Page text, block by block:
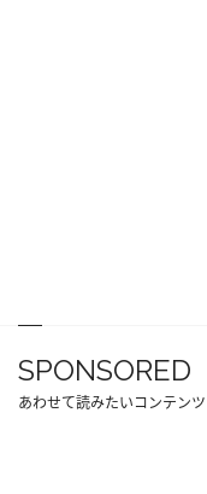
SPONSORED
あわせて読みたいコンテンツ